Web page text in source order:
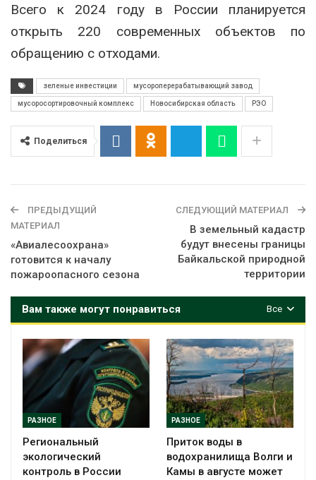
Всего к 2024 году в России планируется
открыть 220 современных объектов по
обращению с отходами.
зеленые инвестиции мусороперерабатывающий завод
мусоросортировочный комплекс Новосибирская область РЭО
Поделиться
ПРЕДЫДУЩИЙ
МАТЕРИАЛ
«Авиалесоохрана»
готовится к началу
пожароопасного сезона
СЛЕДУЮЩИЙ МАТЕРИАЛ
В земельный кадастр
будут внесены границы
Байкальской природной
территории
Все
Вам также могут понравиться
РАЗНОЕ
Региональный
экологический
контроль в России
РАЗНОЕ
Приток воды в
водохранилища Волги и
Камы в августе может